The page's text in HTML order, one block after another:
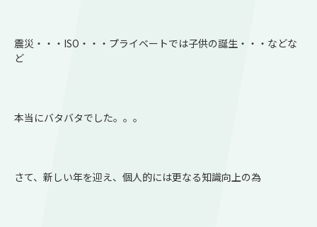
震災・・・ISO・・・プライベートでは子供の誕生・・・などな
ど
本当にバタバタでした。。。
さて、新しい年を迎え、個人的には更なる知識向上の為